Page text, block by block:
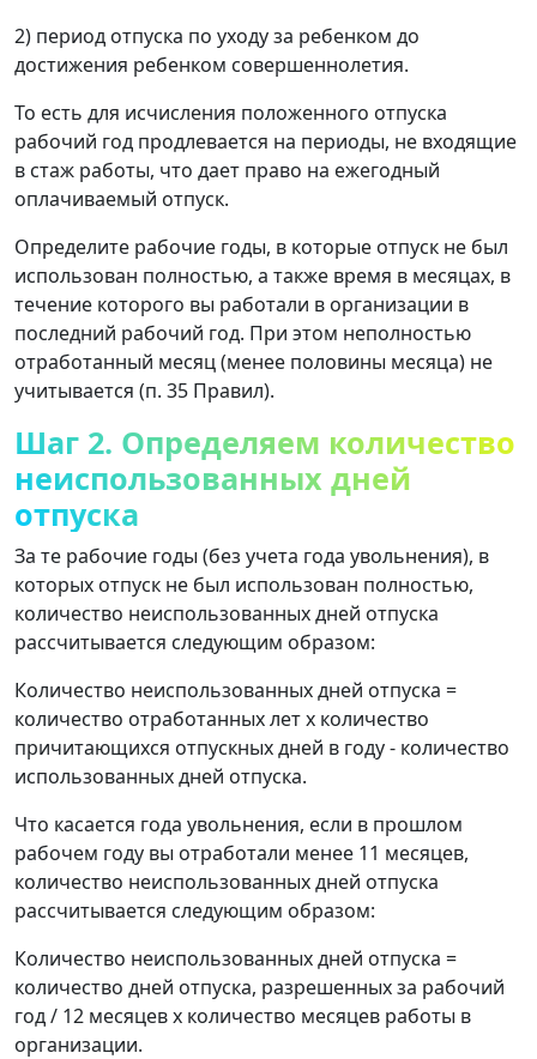
2) период отпуска по уходу за ребенком до
достижения ребенком совершеннолетия.
То есть для исчисления положенного отпуска
рабочий год продлевается на периоды, не входящие
в стаж работы, что дает право на ежегодный
оплачиваемый отпуск.
Определите рабочие годы, в которые отпуск не был
использован полностью, а также время в месяцах, в
течение которого вы работали в организации в
последний рабочий год. При этом неполностью
отработанный месяц (менее половины месяца) не
учитывается (п. 35 Правил).
Шаг 2. Определяем количество
неиспользованных дней
отпуска
За те рабочие годы (без учета года увольнения), в
которых отпуск не был использован полностью,
количество неиспользованных дней отпуска
рассчитывается следующим образом:
Количество неиспользованных дней отпуска =
количество отработанных лет х количество
причитающихся отпускных дней в году - количество
использованных дней отпуска.
Что касается года увольнения, если в прошлом
рабочем году вы отработали менее 11 месяцев,
количество неиспользованных дней отпуска
рассчитывается следующим образом:
Количество неиспользованных дней отпуска =
количество дней отпуска, разрешенных за рабочий
год / 12 месяцев х количество месяцев работы в
организации.